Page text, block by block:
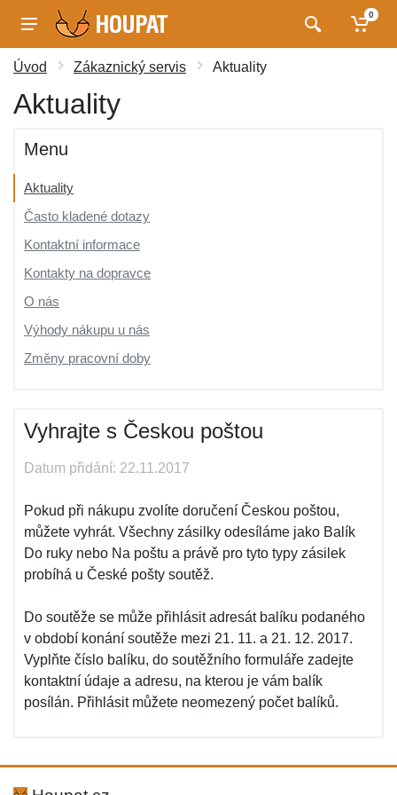
0
Úvod Zákaznický servis Aktuality
Aktuality
Menu
Aktuality
Často kladené dotazy
Kontaktní informace
Kontakty na dopravce
O nás
Výhody nákupu u nás
Změny pracovní doby
Vyhrajte s Českou poštou
Datum přidání: 22.11.2017
Pokud při nákupu zvolíte doručení Českou poštou,
můžete vyhrát. Všechny zásilky odesíláme jako Balík
Do ruky nebo Na poštu a právě pro tyto typy zásilek
probíhá u České pošty soutěž.
Do soutěže se může přihlásit adresát balíku podaného
v období konání soutěže mezi 21. 11. a 21. 12. 2017.
Vyplňte číslo balíku, do soutěžního formuláře zadejte
kontaktní údaje a adresu, na kterou je vám balík
posílán. Přihlásit můžete neomezený počet balíků.